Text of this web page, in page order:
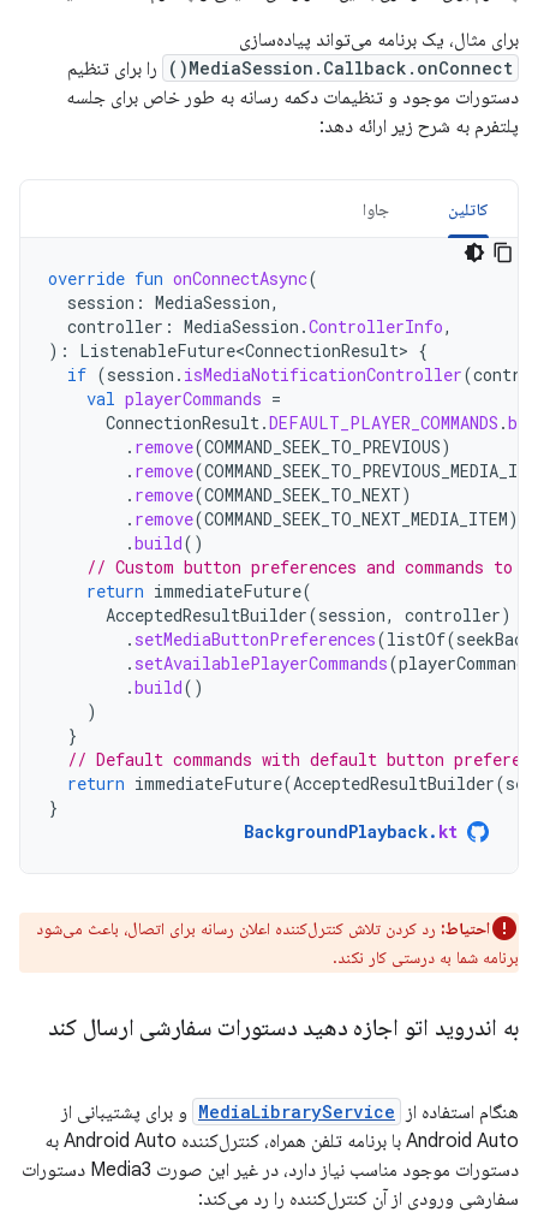
برای مثال، یک برنامه می‌تواند پیاده‌سازی
MediaSession.Callback.onConnect()
را برای تنظیم
دستورات موجود و تنظیمات دکمه رسانه به طور خاص برای جلسه
پلتفرم به شرح زیر ارائه دهد:
کاتلین جاوا
override fun onConnectAsync(
session : MediaSession,
controller : MediaSession .ControllerInfo,
):
ListenableFuture<ConnectionResult> {
if (session . isMediaNotificationController(
val playerCommands =
ConnectionResult.DEFAULT_PLAYER_COMMANDS .
. remove(COMMAND_SEEK_TO_PREVIOUS)
. remove(
. remove(COMMAND_SEEK_TO_NEXT)
. remove(COMMAND_SEEK_TO_NEXT_MEDIA_ITEM)
.build()
// Custom button preferences and commands
return immediateFuture(
AcceptedResultBuilder(session, controller)
. setMediaButtonPreferences(listOf(
. setAvailablePlayerCommands(playerCommands
.build()
)
}
// Default commands with default button
return immediateFuture(AcceptedResultBuilder(
}
BackgroundPlayback. kt
احتیاط: رد کردن تلاش کنترل‌کننده اعلان رسانه برای اتصال، باعث می‌شود
برنامه شما به درستی کار نکند.
به اندروید اتو اجازه دهید دستورات سفارشی ارسال کند
هنگام استفاده از MediaLibraryService و برای پشتیبانی از
Android Auto با برنامه تلفن همراه، کنترل‌کننده Android Auto به
دستورات موجود مناسب نیاز دارد، در غیر این صورت Media3 دستورات
سفارشی ورودی از آن کنترل‌کننده را رد می‌کند: